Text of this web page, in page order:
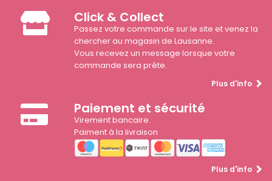
Click & Collect
Passez votre commande sur le site et venez la
chercher au magasin de Lausanne.
Vous recevez un message lorsque votre
commande sera prête.
Plus d'info
Paiement et sécurité
Virement bancaire.
Paiment à la livraison
Plus d'info